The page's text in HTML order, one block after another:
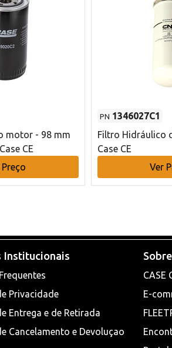
motor - 98 mm
CE
PN 1346027C1
Filtro Hidráulico
Case CE
Ver
Institucionais
Privacidade
Entrega e de Retirada
Cancelamento e Devoluçao
CASE
E-